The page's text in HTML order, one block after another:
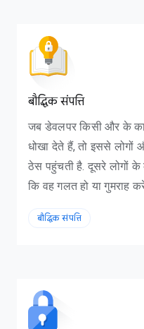
और इंस्टॉल की संख्या
बौद्धिक संपत्ति
जब डेवलपर किसी और के
धोखा देते हैं, तो इससे लोगों
ठेस पहुंचती है. दूसरे लोगों
कि वह गलत हो या गुमराह
बौद्धिक संपत्ति